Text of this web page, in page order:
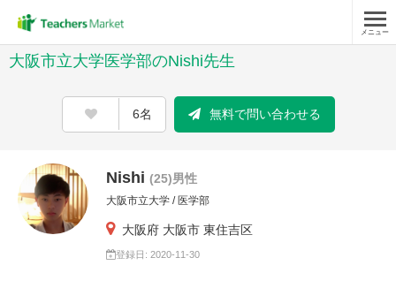
メニュー
大阪市立大学医学部のNishi先生
6名 無料で問い合わせる
Nishi (25)男性
大阪市立大学 / 医学部
大阪府 大阪市 東住吉区
登録日: 2020-11-30